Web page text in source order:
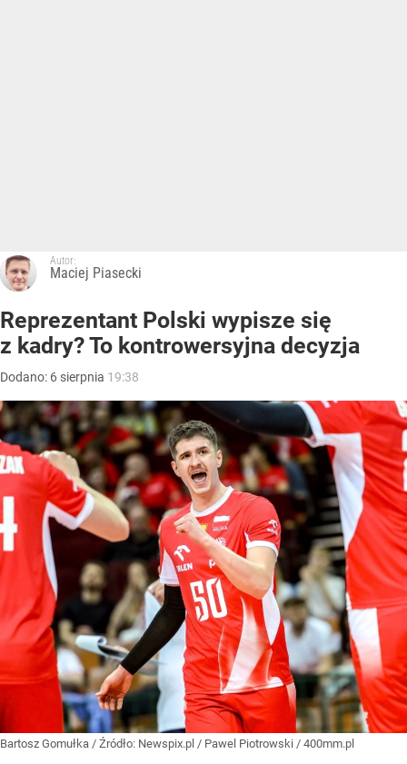
Autor:
Maciej Piasecki
Reprezentant Polski wypisze się
z kadry? To kontrowersyjna decyzja
Dodano: 6 sierpnia 19:38
Bartosz Gomułka / Źródło: Newspix.pl / Pawel Piotrowski / 400mm.pl